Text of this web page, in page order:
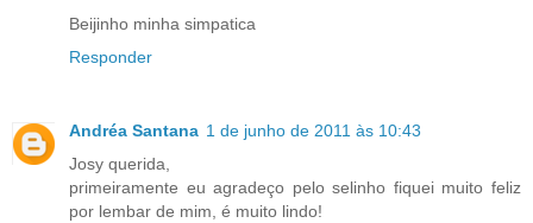
Beijinho minha simpatica
Responder
Andréa Santana 1 de junho de 2011 às 10:43
Josy querida,
primeiramente eu agradeço pelo selinho fiquei muito feliz
por lembar de mim, é muito lindo!